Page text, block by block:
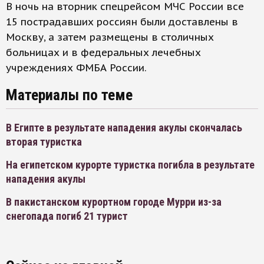
В ночь на вторник спецрейсом МЧС России все
15 пострадавших россиян были доставлены в
Москву, а затем размещены в столичных
больницах и в федеральных лечебных
учреждениях ФМБА России.
Материалы по теме
В Египте в результате нападения акулы скончалась
вторая туристка
На египетском курорте туристка погибла в результате
нападения акулы
В пакистанском курортном городе Мурри из-за
снегопада погиб 21 турист